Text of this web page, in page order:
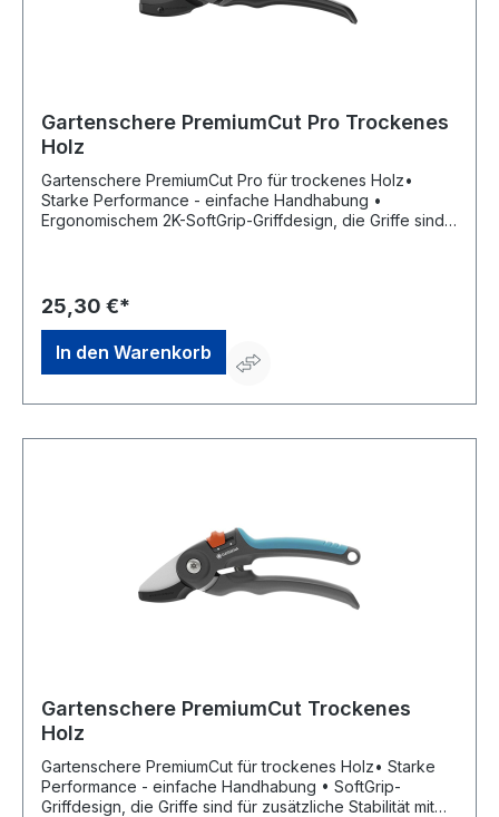
Gartenschere PremiumCut Pro Trockenes
Holz
Gartenschere PremiumCut Pro für trockenes Holz•
Starke Performance - einfache Handhabung •
Ergonomischem 2K-SoftGrip-Griffdesign, die Griffe sind
• Einhand-Sicherheitsverschluss • Zum Schneiden von
trockenem HolzHersteller: Gardena Deutschland GmbH,
Hans-Lorenser-Str. 40, 89079 Ulm, DE, +497314900,
verkauf@gardena.com
25,30 €*
In den Warenkorb
Gartenschere PremiumCut Trockenes
Holz
Gartenschere PremiumCut für trockenes Holz• Starke
Performance - einfache Handhabung • SoftGrip-
Griffdesign, die Griffe sind für zusätzliche Stabilität mit